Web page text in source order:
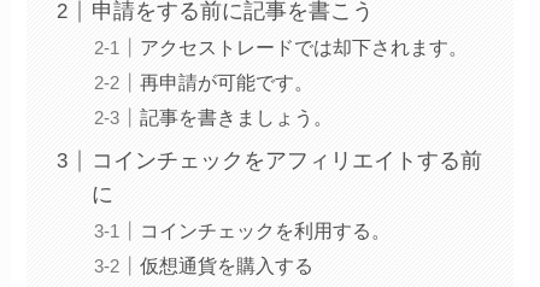
申請をする前に記事を書こう
アクセストレードでは却下されます。
再申請が可能です。
記事を書きましょう。
コインチェックをアフィリエイトする前
に
コインチェックを利用する。
仮想通貨を購入する